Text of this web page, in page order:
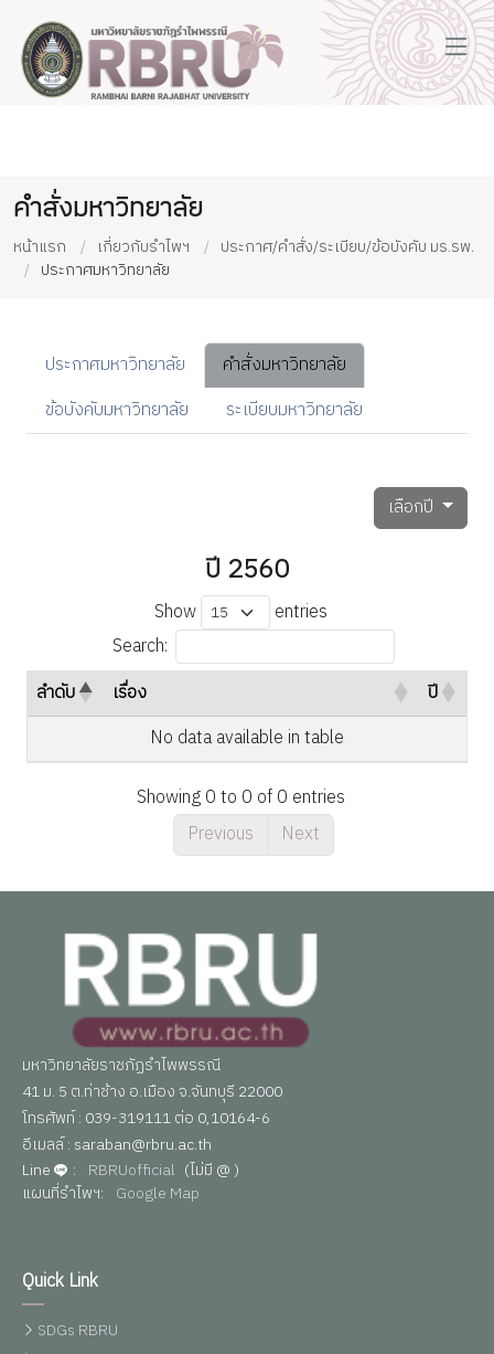
คำสั่งมหาวิทยาลัย
หน้าแรก เกี่ยวกับรำไพฯ
ประกาศ/คำสั่ง/ระเบียบ/ข้อบังคับ มร.รพ.
ประกาศมหาวิทยาลัย
ประกาศมหาวิทยาลัย
คำสั่งมหาวิทยาลัย
ข้อบังคับมหาวิทยาลัย
ระเบียบมหาวิทยาลัย
เลือกปี
ปี 2560
Show
entries
Search:
ลำดับ
เรื่อง
ปี
No data available in table
Showing 0 to 0 of 0 entries
Previous
Next
มหาวิทยาลัยราชภัฏรำไพพรรณี
41 ม. 5 ต.ท่าช้าง อ.เมือง จ.จันทบุรี 22000
โทรศัพท์ : 039-319111 ต่อ 0,10164-6
อีเมลล์ : saraban@rbru.ac.th
Line
: RBRUofficial (ไม่มี @ )
แผนที่รำไพฯ: Google Map
Quick Link
SDGs RBRU